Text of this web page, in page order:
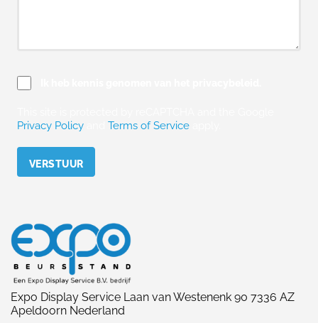
Privacy Policy
Terms of Service
Expo Display Service Laan van Westenenk 90 7336 AZ
Apeldoorn Nederland